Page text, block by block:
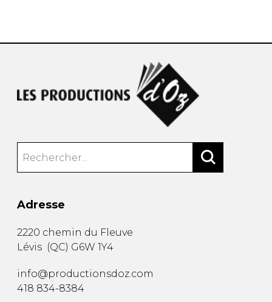
Adresse
2220 chemin du Fleuve
Lévis (QC) G6W 1Y4
info@productionsdoz.com
418 834-8384